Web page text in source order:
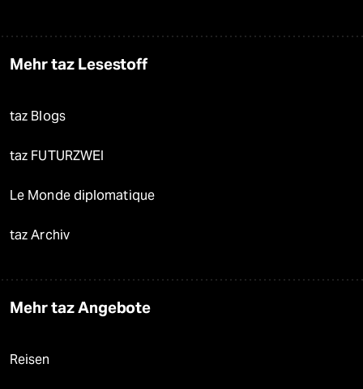
Mehr taz Lesestoff
taz Blogs
taz FUTURZWEI
Le Monde diplomatique
taz Archiv
Mehr taz Angebote
Reisen